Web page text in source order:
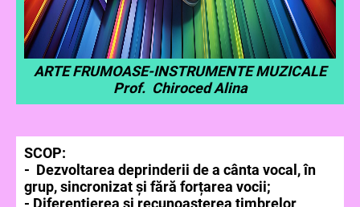
ARTE FRUMOASE-INSTRUMENTE MUZICALE
Prof. Chiroced Alina
SCOP:
- Dezvoltarea deprinderii de a cânta vocal, în
grup, sincronizat și fără forțarea vocii;
- Diferențierea și recunoașterea timbrelor